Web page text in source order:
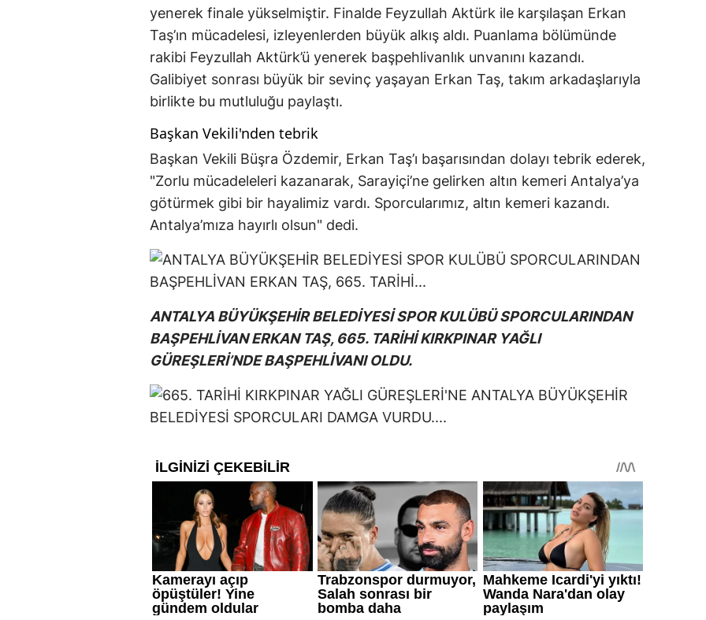
yenerek finale yükselmiştir. Finalde Feyzullah Aktürk ile karşılaşan Erkan
Taş’ın mücadelesi, izleyenlerden büyük alkış aldı. Puanlama bölümünde
rakibi Feyzullah Aktürk’ü yenerek başpehlivanlık unvanını kazandı.
Galibiyet sonrası büyük bir sevinç yaşayan Erkan Taş, takım arkadaşlarıyla
birlikte bu mutluluğu paylaştı.
Başkan Vekili'nden tebrik
Başkan Vekili Büşra Özdemir, Erkan Taş’ı başarısından dolayı tebrik ederek,
"Zorlu mücadeleleri kazanarak, Sarayiçi’ne gelirken altın kemeri Antalya’ya
götürmek gibi bir hayalimiz vardı. Sporcularımız, altın kemeri kazandı.
Antalya’mıza hayırlı olsun" dedi.
ANTALYA BÜYÜKŞEHİR BELEDİYESİ SPOR KULÜBÜ SPORCULARINDAN
BAŞPEHLİVAN ERKAN TAŞ, 665. TARİHİ KIRKPINAR YAĞLI
GÜREŞLERİ’NDE BAŞPEHLİVANI OLDU.